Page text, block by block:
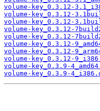
volume-key_0.3.12-
volume-key_0.3.12-
volume-key_0.3.12-
volume-key_0.3.12-
volume-key_0.3.12-
volume-key_0.3.12-
volume-key_0.3.12-
volume-key_0.3.12-
volume-key_0.3.9-
volume-key_0.3.9-